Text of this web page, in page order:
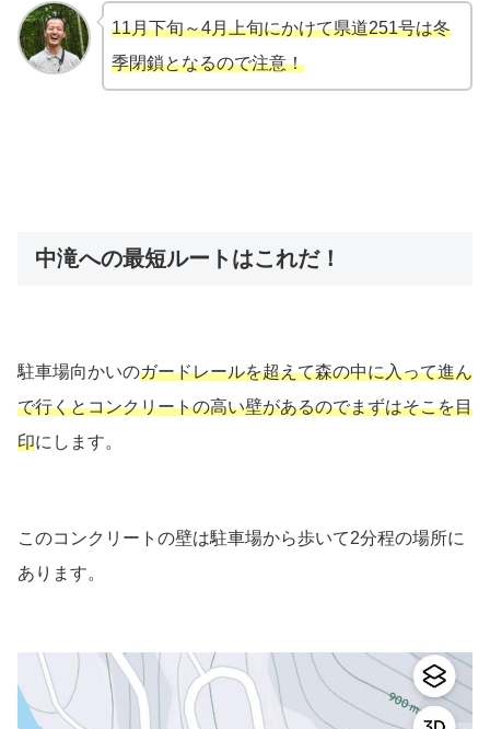
11月下旬～4月上旬にかけて県道251号は冬
季閉鎖となるので注意！
中滝への最短ルートはこれだ！
駐車場向かいのガードレールを超えて森の中に入って進ん
で行くとコンクリートの高い壁があるのでまずはそこを目
印にします。
このコンクリートの壁は駐車場から歩いて2分程の場所に
あります。